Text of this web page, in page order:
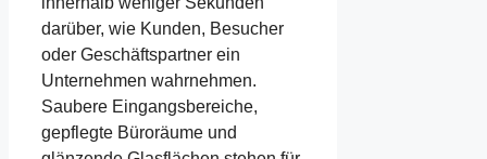
darüber, wie Kunden, Besucher
oder Geschäftspartner ein
Unternehmen wahrnehmen.
Saubere Eingangsbereiche,
gepflegte Büroräume und